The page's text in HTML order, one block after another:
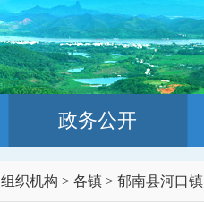
政务公开
组织机构 > 各镇 > 郁南县河口镇